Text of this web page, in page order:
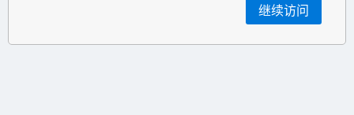
继续访问